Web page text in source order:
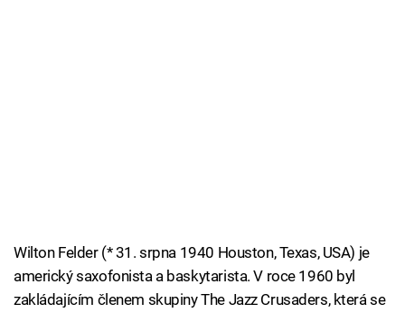
Wilton Felder (* 31. srpna 1940 Houston, Texas, USA) je
americký saxofonista a baskytarista. V roce 1960 byl
zakládajícím členem skupiny The Jazz Crusaders, která se